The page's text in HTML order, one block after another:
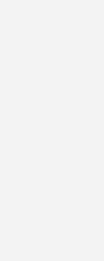
ergreifen
es geht nur
mit dem
Messepreis
und
einen
die
Feuerwehr,
Voigt am
für die
der
Die Stadt hat
ist ein